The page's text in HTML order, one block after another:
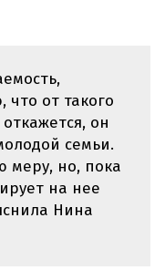
от такого
он
семьи.
меру, но, пока
на нее
Нина